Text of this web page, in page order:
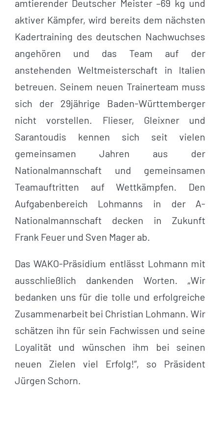
amtierender Deutscher Meister –69 kg und
aktiver Kämpfer, wird bereits dem nächsten
Kadertraining des deutschen Nachwuchses
angehören und das Team auf der
anstehenden Weltmeisterschaft in Italien
betreuen. Seinem neuen Trainerteam muss
sich der 29jährige Baden-Württemberger
nicht vorstellen. Flieser, Gleixner und
Sarantoudis kennen sich seit vielen
gemeinsamen Jahren aus der
Nationalmannschaft und gemeinsamen
Teamauftritten auf Wettkämpfen. Den
Aufgabenbereich Lohmanns in der A-
Nationalmannschaft decken in Zukunft
Frank Feuer und Sven Mager ab.
Das WAKO-Präsidium entlässt Lohmann mit
ausschließlich dankenden Worten. „Wir
bedanken uns für die tolle und erfolgreiche
Zusammenarbeit bei Christian Lohmann. Wir
schätzen ihn für sein Fachwissen und seine
Loyalität und wünschen ihm bei seinen
neuen Zielen viel Erfolg!“, so Präsident
Jürgen Schorn.